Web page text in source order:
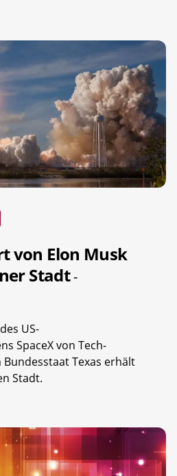
von Elon Musk
Stadt-
US-
SpaceX von Tech-
Texas erhält
Stadt.